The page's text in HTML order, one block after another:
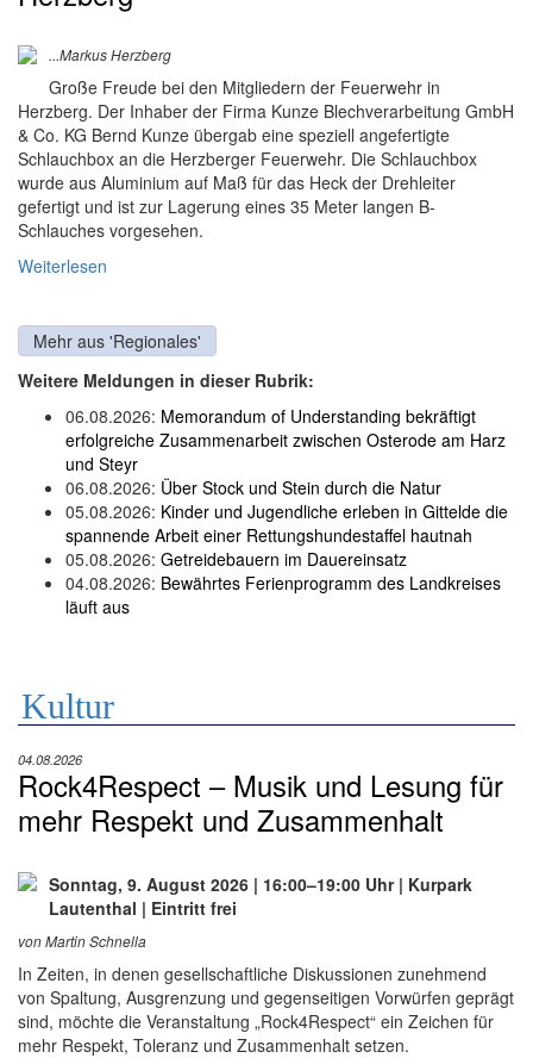
...Markus Herzberg
Große Freude bei den Mitgliedern der Feuerwehr in
Herzberg. Der Inhaber der Firma Kunze Blechverarbeitung GmbH
& Co. KG Bernd Kunze übergab eine speziell angefertigte
Schlauchbox an die Herzberger Feuerwehr. Die Schlauchbox
wurde aus Aluminium auf Maß für das Heck der Drehleiter
gefertigt und ist zur Lagerung eines 35 Meter langen B-
Schlauches vorgesehen.
Weiterlesen
Mehr aus 'Regionales'
Weitere Meldungen in dieser Rubrik:
06.08.2026: Memorandum of Understanding bekräftigt
erfolgreiche Zusammenarbeit zwischen Osterode am Harz
und Steyr
06.08.2026: Über Stock und Stein durch die Natur
05.08.2026: Kinder und Jugendliche erleben in Gittelde die
spannende Arbeit einer Rettungshundestaffel hautnah
05.08.2026: Getreidebauern im Dauereinsatz
04.08.2026: Bewährtes Ferienprogramm des Landkreises
läuft aus
Kultur
04.08.2026
Rock4Respect – Musik und Lesung für
mehr Respekt und Zusammenhalt
Sonntag, 9. August 2026 | 16:00–19:00 Uhr | Kurpark
Lautenthal | Eintritt frei
von Martin Schnella
In Zeiten, in denen gesellschaftliche Diskussionen zunehmend
von Spaltung, Ausgrenzung und gegenseitigen Vorwürfen geprägt
sind, möchte die Veranstaltung „Rock4Respect“ ein Zeichen für
mehr Respekt, Toleranz und Zusammenhalt setzen.